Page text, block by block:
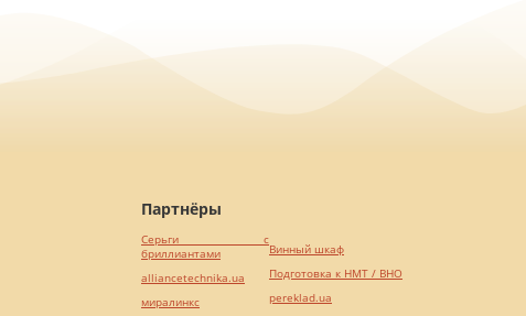
Партнёры
Серьги с
бриллиантами
alliancetechnika.ua
миралинкс
Винный шкаф
Подготовка к НМТ / ВНО
pereklad.ua